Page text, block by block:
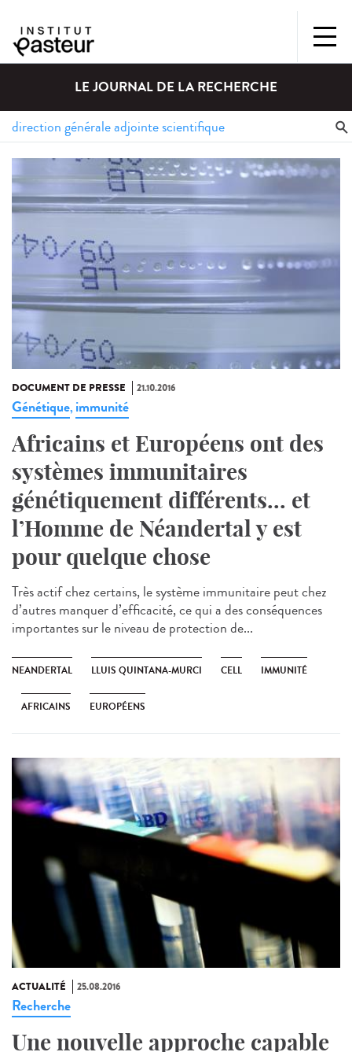
LE JOURNAL DE LA RECHERCHE
DOCUMENT DE PRESSE 21.10.2016
Génétique, immunité
Africains et Européens ont des
systèmes immunitaires
génétiquement différents... et
l’Homme de Néandertal y est
pour quelque chose
Très actif chez certains, le système immunitaire peut chez
d’autres manquer d’efficacité, ce qui a des conséquences
importantes sur le niveau de protection de...
NEANDERTAL LLUIS QUINTANA-MURCI CELL IMMUNITÉ
AFRICAINS EUROPÉENS
ACTUALITÉ 25.08.2016
Recherche
Une nouvelle approche capable